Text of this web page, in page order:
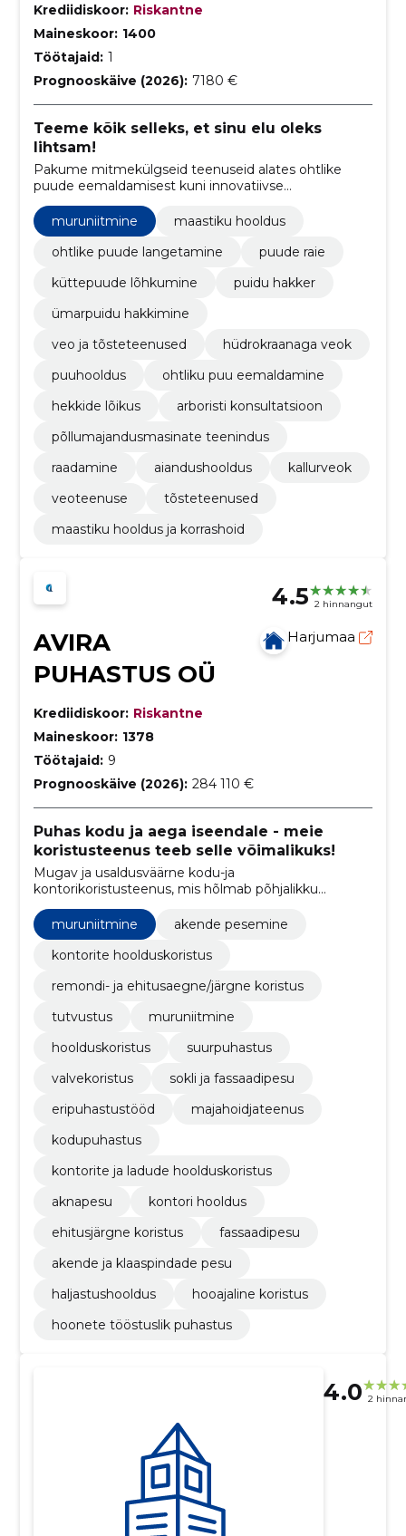
Krediidiskoor: Riskantne
Maineskoor: 1400
Töötajaid: 1
Prognooskäive (2026): 7180 €
Teeme kõik selleks, et sinu elu oleks
lihtsam!
Pakume mitmekülgseid teenuseid alates ohtlike
puude eemaldamisest kuni innovatiivse
halumasinateenuse ja aiahoolduseni, tagades
turvalisuse, keskkonnasõbralikkuse ning klientide
rahulolu.
muruniitmine
maastiku hooldus
ohtlike puude langetamine
puude raie
küttepuude lõhkumine
puidu hakker
ümarpuidu hakkimine
veo ja tõsteteenused
hüdrokraanaga veok
puuhooldus
ohtliku puu eemaldamine
hekkide lõikus
arboristi konsultatsioon
põllumajandusmasinate teenindus
raadamine
aiandushooldus
kallurveok
veoteenuse
tõsteteenused
maastiku hooldus ja korrashoid
4.5 2 hinnangut
AVIRA
PUHASTUS OÜ
Harjumaa
Krediidiskoor: Riskantne
Maineskoor: 1378
Töötajaid: 9
Prognooskäive (2026): 284 110 €
Puhas kodu ja aega iseendale - meie
koristusteenus teeb selle võimalikuks!
Mugav ja usaldusväärne kodu-ja
kontorikoristusteenus, mis hõlmab põhjalikku
puhastust, pindade desinfitseerimist, vaipade ja
mööbli hooldust ning eripuhastust vastavalt
vajadusele.
muruniitmine
akende pesemine
kontorite hoolduskoristus
remondi- ja ehitusaegne/järgne koristus
tutvustus
muruniitmine
hoolduskoristus
suurpuhastus
valvekoristus
sokli ja fassaadipesu
eripuhastustööd
majahoidjateenus
kodupuhastus
kontorite ja ladude hoolduskoristus
aknapesu
kontori hooldus
ehitusjärgne koristus
fassaadipesu
akende ja klaaspindade pesu
haljastushooldus
hooajaline koristus
hoonete tööstuslik puhastus
4.0 2